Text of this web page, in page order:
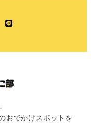
LINE
おでかけスポットを